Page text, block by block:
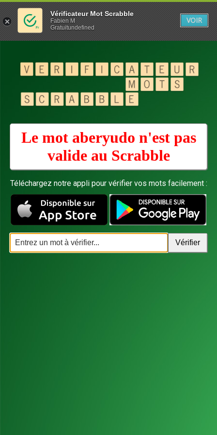
Le mot aberyudo n'est pas
valide au Scrabble
Téléchargez notre appli pour vérifier vos mots facilement :
Vérificateur Mot Scrabble
Fabien M
Gratuitundefined
VOIR